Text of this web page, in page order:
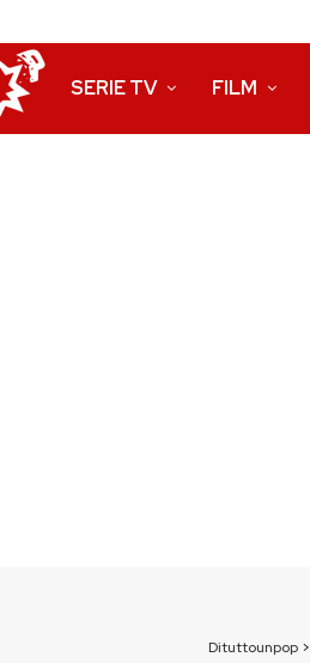
SERIE TV FILM
Dituttounpop >